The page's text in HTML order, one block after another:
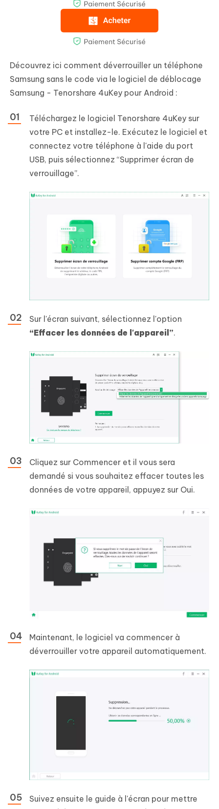
Découvrez ici comment déverrouiller un téléphone
Samsung sans le code via le logiciel de déblocage
Samsung - Tenorshare 4uKey pour Android :
Téléchargez le logiciel Tenorshare 4uKey sur
votre PC et installez-le. Exécutez le logiciel et
connectez votre téléphone à l'aide du port
USB, puis sélectionnez “Supprimer écran de
verrouillage”.
Sur l'écran suivant, sélectionnez l'option
“Effacer les données de l'appareil”.
Cliquez sur Commencer et il vous sera
demandé si vous souhaitez effacer toutes les
données de votre appareil, appuyez sur Oui.
Maintenant, le logiciel va commencer à
déverrouiller votre appareil automatiquement.
Suivez ensuite le guide à l'écran pour mettre